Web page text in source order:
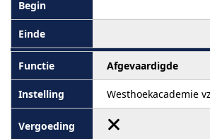
Afgevaardigde
Westhoekacademie